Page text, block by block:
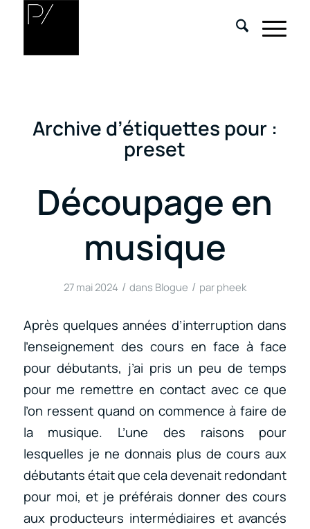
Archive d’étiquettes pour :
preset
Découpage en
musique
27 mai 2024 / dans Blogue / par pheek
Après quelques années d’interruption dans
l’enseignement des cours en face à face
pour débutants, j’ai pris un peu de temps
pour me remettre en contact avec ce que
l’on ressent quand on commence à faire de
la musique. L’une des raisons pour
lesquelles je ne donnais plus de cours aux
débutants était que cela devenait redondant
pour moi, et je préférais donner des cours
aux producteurs intermédiaires et avancés